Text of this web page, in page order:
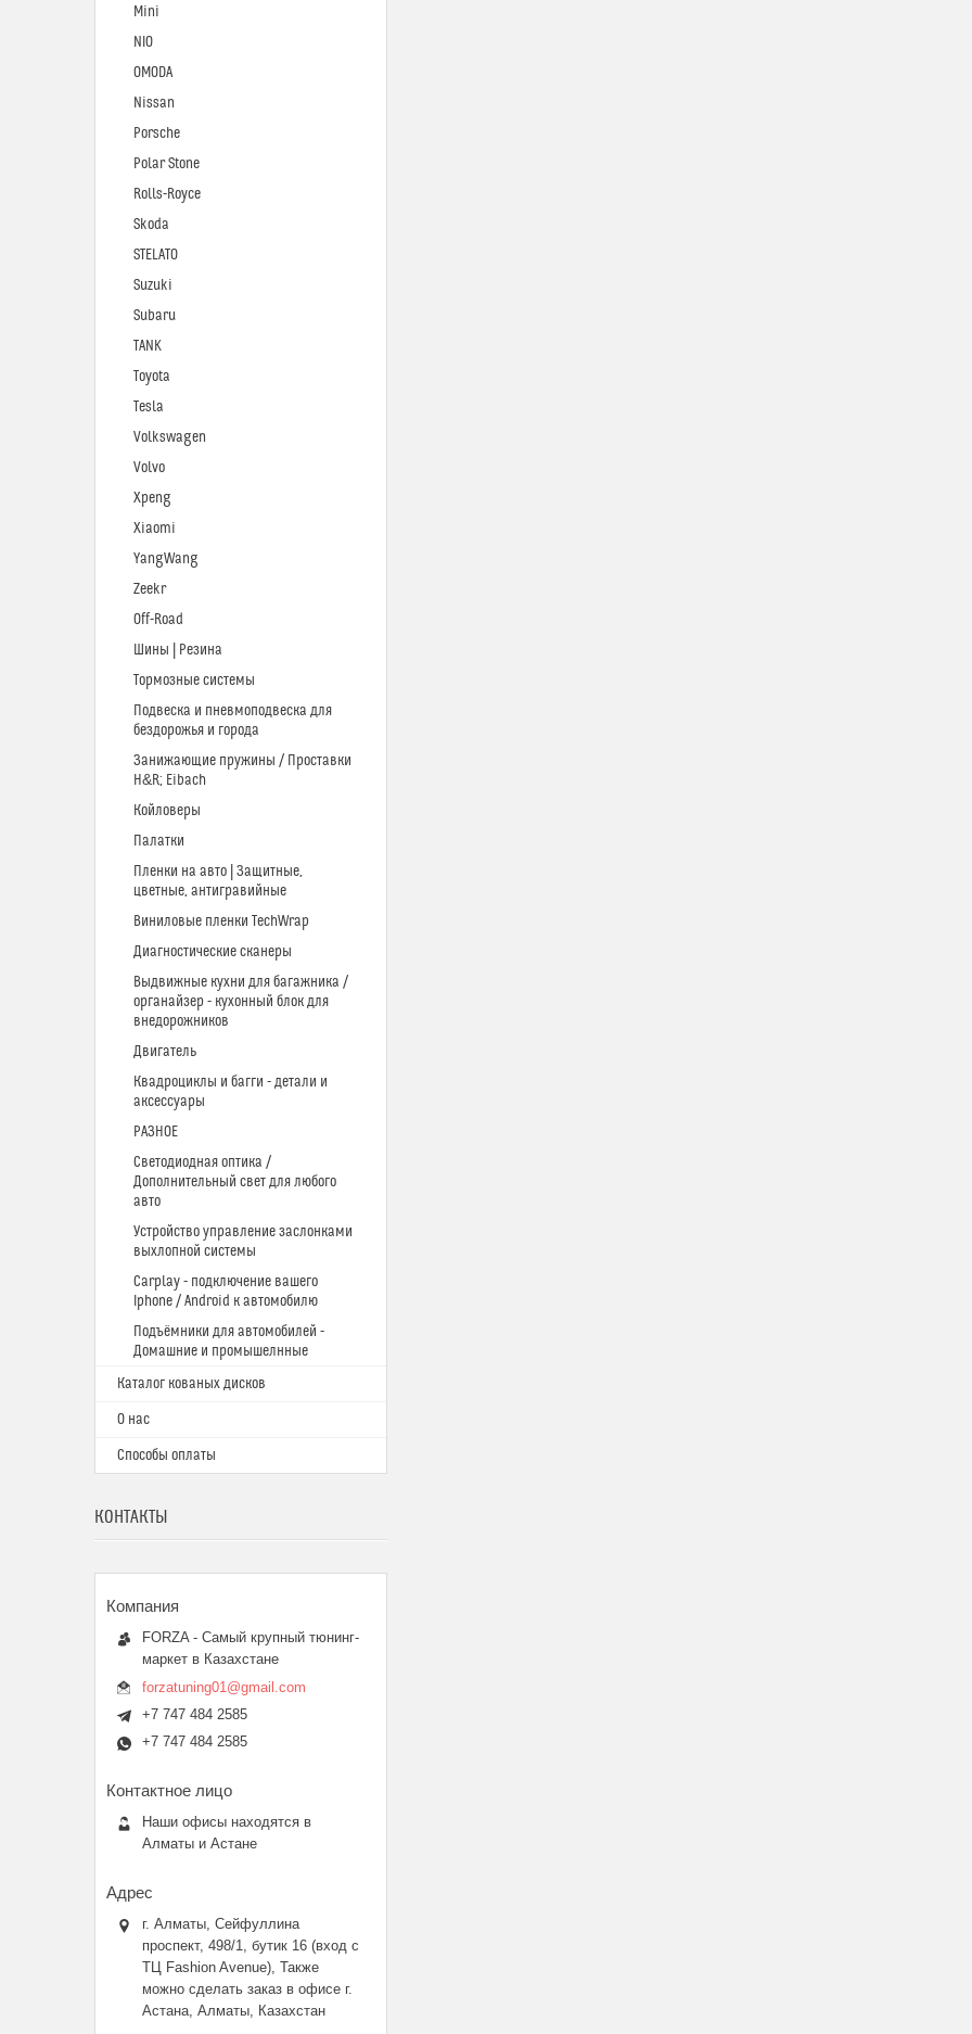
Mini
NIO
OMODA
Nissan
Porsche
Polar Stone
Rolls-Royce
Skoda
STELATO
Suzuki
Subaru
TANK
Toyota
Tesla
Volkswagen
Volvo
Xpeng
Xiaomi
YangWang
Zeekr
Off-Road
Шины | Резина
Тормозные системы
Подвеска и пневмоподвеска для
бездорожья и города
Занижающие пружины / Проставки
H&R; Eibach
Койловеры
Палатки
Пленки на авто | Защитные,
цветные, антигравийные
Виниловые пленки TechWrap
Диагностические сканеры
Выдвижные кухни для багажника /
органайзер - кухонный блок для
внедорожников
Двигатель
Квадроциклы и багги - детали и
аксессуары
РАЗНОЕ
Светодиодная оптика /
Дополнительный свет для любого
авто
Устройство управление заслонками
выхлопной системы
Carplay - подключение вашего
Iphone / Android к автомобилю
Подъёмники для автомобилей -
Домашние и промышелнные
Каталог кованых дисков
О нас
Способы оплаты
КОНТАКТЫ
FORZA - Самый крупный тюнинг-
маркет в Казахстане
forzatuning01@gmail.com
+7 747 484 2585
+7 747 484 2585
Наши офисы находятся в
Алматы и Астане
г. Алматы, Сейфуллина
проспект, 498/1, бутик 16 (вход с
ТЦ Fashion Avenue), Также
можно сделать заказ в офисе г.
Астана, Алматы, Казахстан